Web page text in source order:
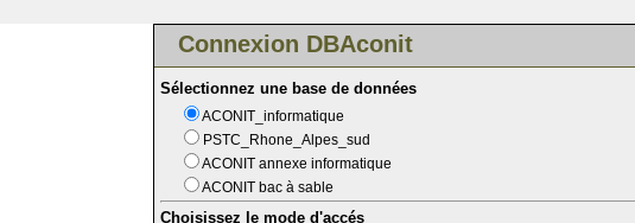
Connexion DBAconit
Sélectionnez une base de données
ACONIT_informatique
PSTC_Rhone_Alpes_sud
ACONIT annexe informatique
ACONIT bac à sable
Choisissez le mode d'accés